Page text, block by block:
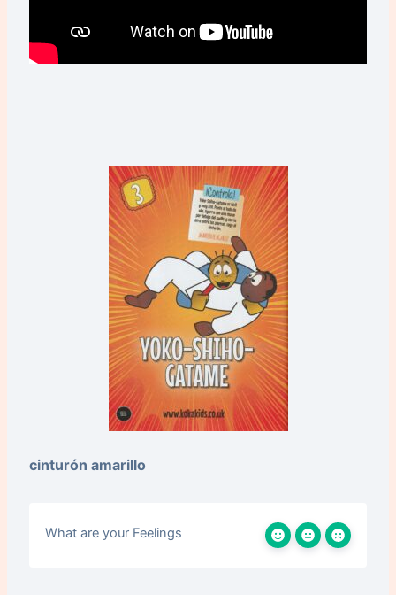
cinturón amarillo
What are your Feelings